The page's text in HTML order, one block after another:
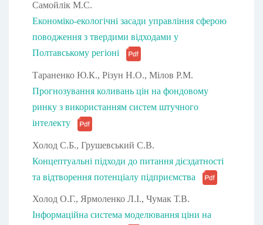
Самойлік М.С.
Економіко-екологічні засади управління сферою
поводження з твердими відходами у
Полтавському регіоні
Тараненко Ю.К., Різун Н.О., Мілов Р.М.
Прогнозування коливань цін на фондовому
ринку з використанням систем штучного
інтелекту
Холод С.Б., Грушевський С.В.
Концептуальні підходи до питання дієздатності
та відтворення потенціалу підприємства
Холод О.Г., Ярмоленко Л.І., Чумак Т.В.
Інформаційна система моделювання ціни на